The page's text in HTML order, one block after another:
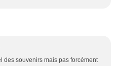
des souvenirs mais pas forcément